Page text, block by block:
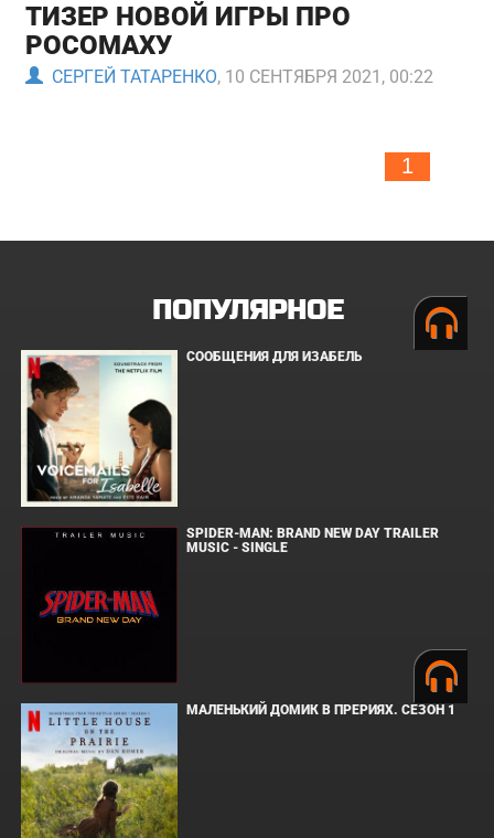
ТИЗЕР НОВОЙ ИГРЫ ПРО
РОСОМАХУ
СЕРГЕЙ ТАТАРЕНКО, 10 СЕНТЯБРЯ 2021, 00:22
1
ПОПУЛЯРНОЕ
СООБЩЕНИЯ ДЛЯ ИЗАБЕЛЬ
SPIDER-MAN: BRAND NEW DAY TRAILER
MUSIC - SINGLE
МАЛЕНЬКИЙ ДОМИК В ПРЕРИЯХ. СЕЗОН 1